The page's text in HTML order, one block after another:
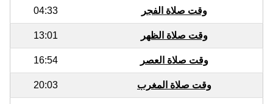
وقت صلاة الفجر
04:33
وقت صلاة الظهر 13:01
وقت صلاة العصر 16:54
وقت صلاة المغرب 20:03